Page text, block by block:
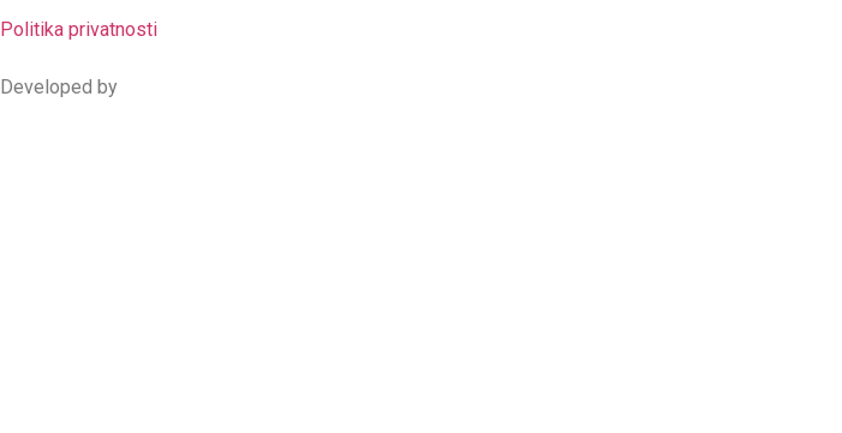
Politika privatnosti
Developed by